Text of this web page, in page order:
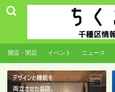
開店・閉店 イベント ニュース